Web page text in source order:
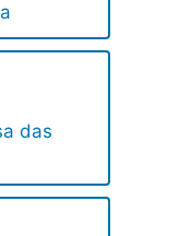
das